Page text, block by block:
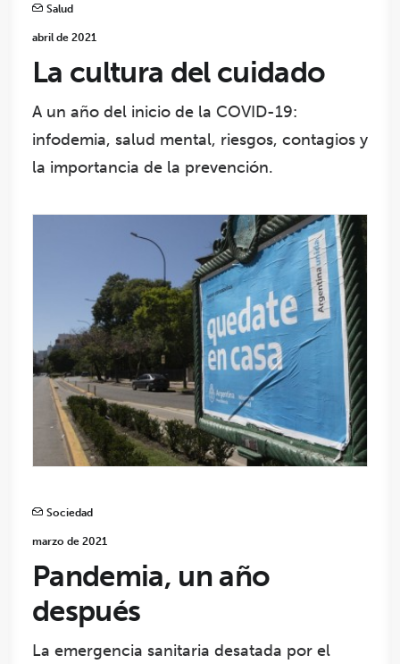
Salud
abril de 2021
La cultura del cuidado
A un año del inicio de la COVID-19:
infodemia, salud mental, riesgos, contagios y
la importancia de la prevención.
Sociedad
marzo de 2021
Pandemia, un año
después
La emergencia sanitaria desatada por el